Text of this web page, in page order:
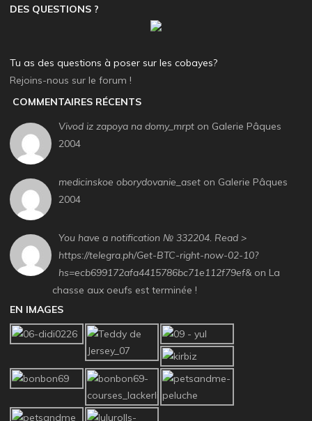
DES QUESTIONS ?
Tu as des questions à poser sur les cobayes?
Rejoins-nous sur le forum !
COMMENTAIRES RÉCENTS
Vivod iz zapoya na domy_mrpt on Galerie Pâques
2004
medicinskoe oborydovanie_aset on Galerie Pâques
2004
You have a notification № 332204. Read >
https://telegra.ph/Get-BTC-right-now-02-10?
hs=ecb699172afa4415786bc71e112f79ef&on La
chasse aux oeufs est terminée !
EN IMAGES